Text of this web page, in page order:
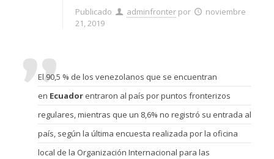
Publicado adminfronter por
noviembre
21, 2019
El 90,5 % de los venezolanos que se encuentran
en Ecuadorentraron al país por puntos fronterizos
regulares, mientras que un 8,6% no registró su entrada al
país, según la última encuesta realizada por la oficina
local de la Organización Internacional para las